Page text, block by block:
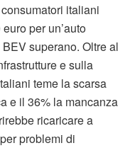
italiani
per un’auto
superano. Oltre al
e sulla
teme la scarsa
e il 36% la mancanza
ricaricare a
problemi di